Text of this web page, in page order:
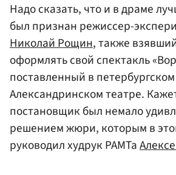
Надо сказать, что и в драме
был признан режиссер-
Николай Рощин, также
оформлять свой спектакль
поставленный в петербургском
Александринском театре.
постановщик был немало
решением жюри, которым в
руководил худрук РАМТа